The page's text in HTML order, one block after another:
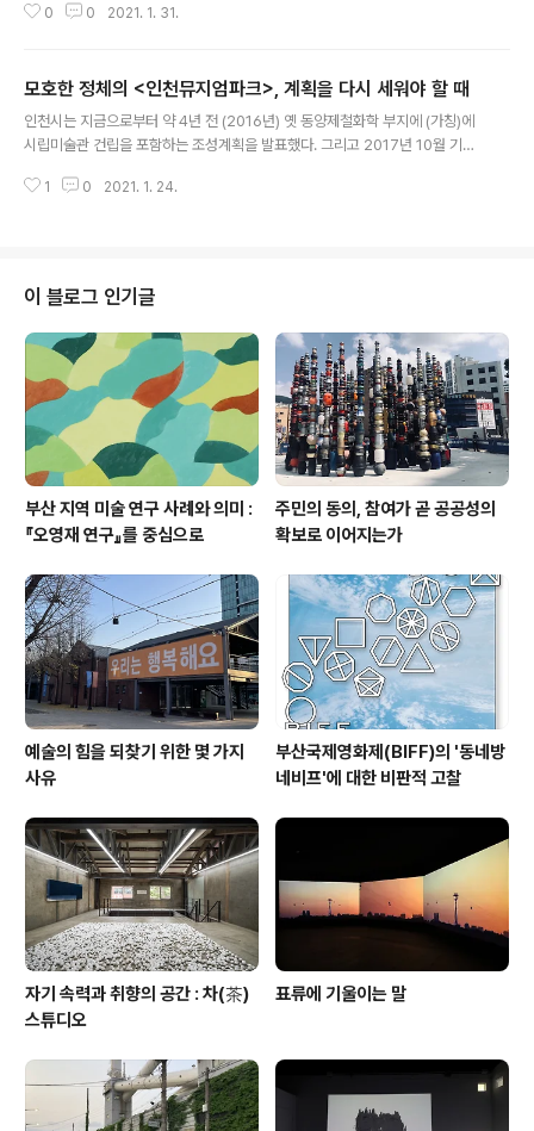
인 문화예술인에 대한 블랙리스트가 발각됨으로써 정부가 문화예술을 길들이려
대한 처벌과 사건에 대한 리포트 작성을 촉구하였다. 이 같은 압박은 촛불 혁명
과 어우러져 대통령의 탄핵을 이끌어낸 광장의 동력 중 하나로 지목되었다. 그
러나 이후 상황은 뚜렷한 변화를 보이지 못한 채 고착되어 있는 것처럼 보인다.
0 0 2021. 1. 31.
모호한 정체의 <인천뮤지엄파크>, 계획을 다시 세워야 할 때
인천시는 지금으로부터 약 4년 전 (2016년) 옛 동양제철화학 부지에 (가칭)에
시립미술관 건립을 포함하는 조성계획을 발표했다. 그리고 2017년 10월 기본
타당성 조사 신청이 통과되어 국비를 지원받게 되면 착공에 들어간다는 것이다.
화전략임을 감안하더라도 과연 인천시가 ‘뮤지엄’의 근본적 역할을 이해하며,
지역 미술인들이 왜 시립미술관을 숙원으로 여겼는지 제대로 들여다봤는지 의
구심이 든다. 국제박물관협의회..
1 0 2021. 1. 24.
이 블로그 인기글
부산 지역 미술 연구 사례와 의미 :
『오영재 연구』를 중심으로
주민의 동의, 참여가 곧 공공성의
확보로 이어지는가
예술의 힘을 되찾기 위한 몇 가지
사유
부산국제영화제(BIFF)의 '동네방
네비프'에 대한 비판적 고찰
자기 속력과 취향의 공간 : 차(茶)
스튜디오
표류에 기울이는 말